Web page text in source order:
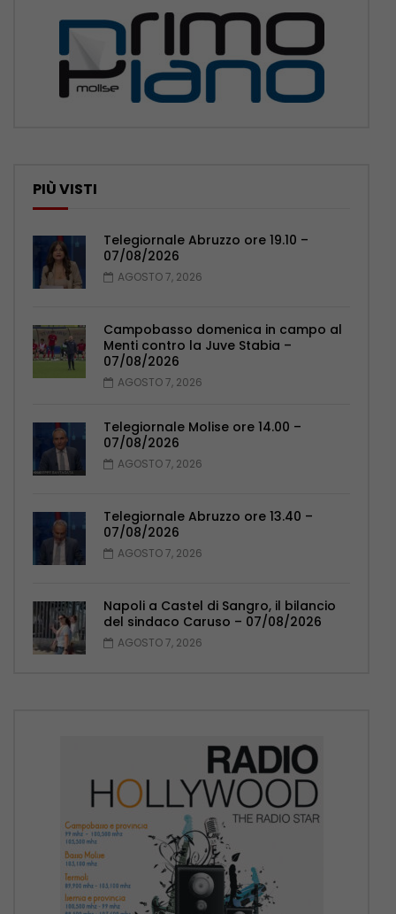
PIÙ VISTI
Telegiornale Abruzzo ore 19.10 –
07/08/2026
AGOSTO 7, 2026
Campobasso domenica in campo al
Menti contro la Juve Stabia –
07/08/2026
AGOSTO 7, 2026
Telegiornale Molise ore 14.00 –
07/08/2026
AGOSTO 7, 2026
Telegiornale Abruzzo ore 13.40 –
07/08/2026
AGOSTO 7, 2026
Napoli a Castel di Sangro, il bilancio
del sindaco Caruso – 07/08/2026
AGOSTO 7, 2026